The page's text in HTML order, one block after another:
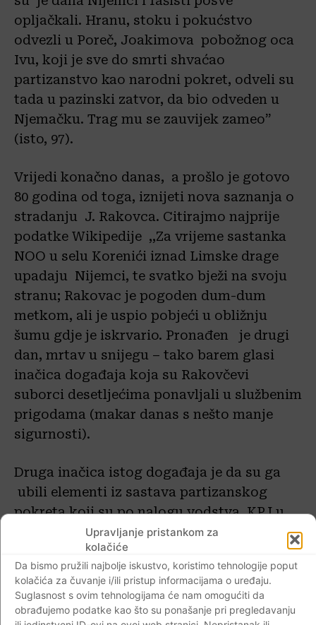
Upravljanje pristankom za
kolačiće
Da bismo pružili najbolje iskustvo, koristimo tehnologije poput
kolačića za čuvanje i/ili pristup informacijama o uređaju.
Suglasnost s ovim tehnologijama će nam omogućiti da
obrađujemo podatke kao što su ponašanje pri pregledavanju
opljačkali. Hranu, stoku i pokućstvo
odvezli u Poreč, Joakimova pobožnog oca
Ivu, koji je sve do smrti shvaćao
partizanstvo kao narodni pokret, odveli su
tada u pazinski zatvor, da bio odveden u
Njemačku. Trag mu se zauvijek zameo”
(isto, 97).
Vrijedi konačno danas, a prošlo je gotovo
80 godina od toga, iznijeti nova saznanja o
stradanju J. Rakovca. Citirajmo najprije
podatke Wikipedije ,,Za vrijeme sastanka
NOO u selu Korenići iznad Limske drage
upadaju Nijemci, te svatko bježi na svoju
stranu; Rakovac je pogoden dum-dum
metkom, ali je uspio pobjeći u obližnju
šumu gdje je iskrvario. Pronađen je drugi
dan, mrtav u snijegu – tako barem glasi
inačica događaja koja su Rakovčevi
suborci desetljećima ponavljali u službenim
prigodama (makar danas s nešto manje
sigurnosti).
Druga inačica istog događaja je da su ga
ubili elementi iz sastava partizanskog
pokreta koji su po nalogu vodstva KPJ u
tom razdoblju pod kraj rata diljem
Hrvatske sustavno eliminirali one vođe
NOP-a za koje se ocijenilo da nisu dovoljno
na partijskoj liniji, sto se osobito osjetilo
među istarskim kadrovima.Krajem rata i